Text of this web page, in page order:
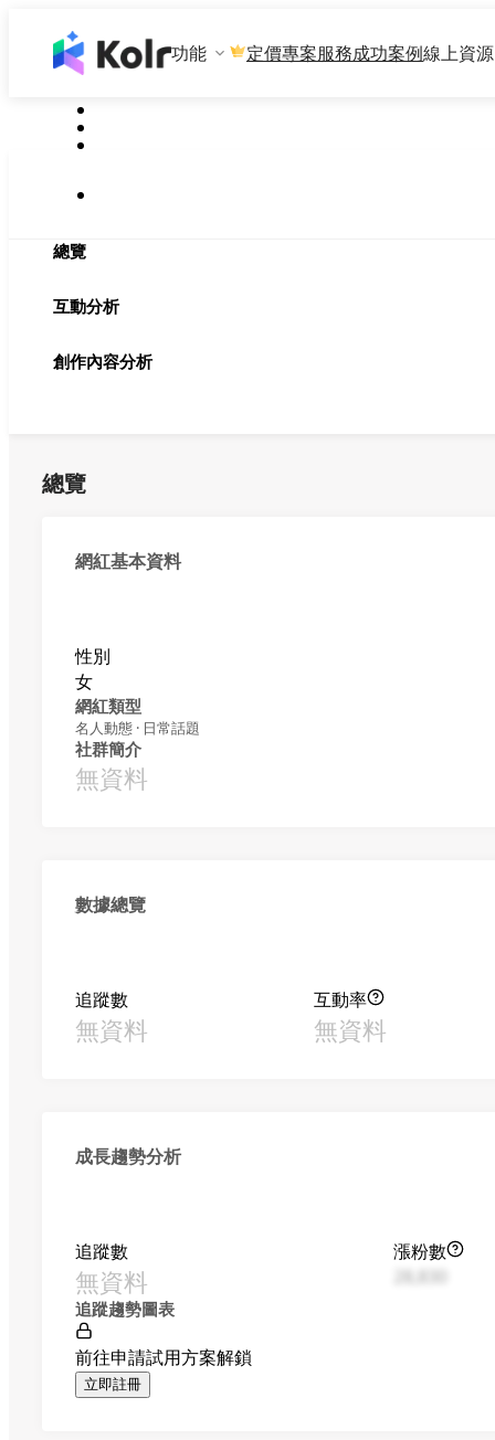
功能 定價專案服務成功案例線上資源
總覽
互動分析
創作內容分析
總覽
網紅基本資料
性別
女
網紅類型
名人動態 · 日常話題
社群簡介
無資料
數據總覽
追蹤數
無資料
互動率
無資料
成長趨勢分析
追蹤數
無資料
漲粉數
追蹤趨勢圖表
前往申請試用方案解鎖
立即註冊